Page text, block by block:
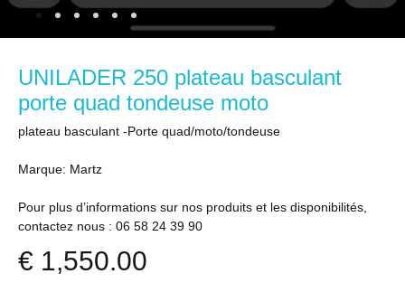
UNILADER 250 plateau basculant
porte quad tondeuse moto
plateau basculant -Porte quad/moto/tondeuse
Marque: Martz
Pour plus d’informations sur nos produits et les disponibilités,
contactez nous : 06 58 24 39 90
€ 1,550.00